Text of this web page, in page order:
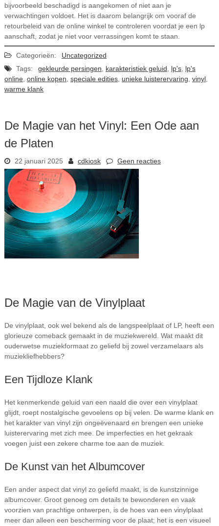
bijvoorbeeld beschadigd is aangekomen of niet aan je
verwachtingen voldoet. Het is daarom belangrijk om vooraf de
retourbeleid van de online winkel te controleren voordat je een lp
aanschaft, zodat je niet voor verrassingen komt te staan.
Categorieën:
Uncategorized
Tags:
gekleurde persingen, karakteristiek geluid, lp's, lp's
online, online kopen, speciale edities, unieke luisterervaring, vinyl,
warme klank
De Magie van het Vinyl: Een Ode aan
de Platen
22 januari 2025 cdkiosk Geen reacties
De Magie van de Vinylplaat
De vinylplaat, ook wel bekend als de langspeelplaat of LP, heeft een
glorieuze comeback gemaakt in de muziekwereld. Wat maakt dit
ouderwetse muziekformaat zo geliefd bij zowel verzamelaars als
muziekliefhebbers?
Een Tijdloze Klank
Het kenmerkende geluid van een naald die over een vinylplaat
glijdt, roept nostalgische gevoelens op bij velen. De warme klank en
het karakter van vinyl zijn ongeëvenaard en brengen een unieke
luisterervaring met zich mee. De imperfecties en het gekraak
voegen juist een zekere charme toe aan de muziek.
De Kunst van het Albumcover
Een ander aspect dat vinyl zo geliefd maakt, is de kunstzinnige
albumcover. Groot genoeg om details te bewonderen en vaak
voorzien van prachtige ontwerpen, is de hoes van een vinylplaat
meer dan alleen een bescherming voor de plaat; het is een visueel